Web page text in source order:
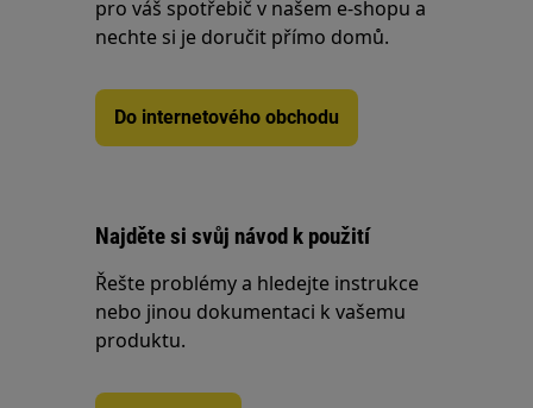
pro váš spotřebič v našem e-shopu a
nechte si je doručit přímo domů.
Do internetového obchodu
Najděte si svůj návod k použití
Řešte problémy a hledejte instrukce
nebo jinou dokumentaci k vašemu
produktu.